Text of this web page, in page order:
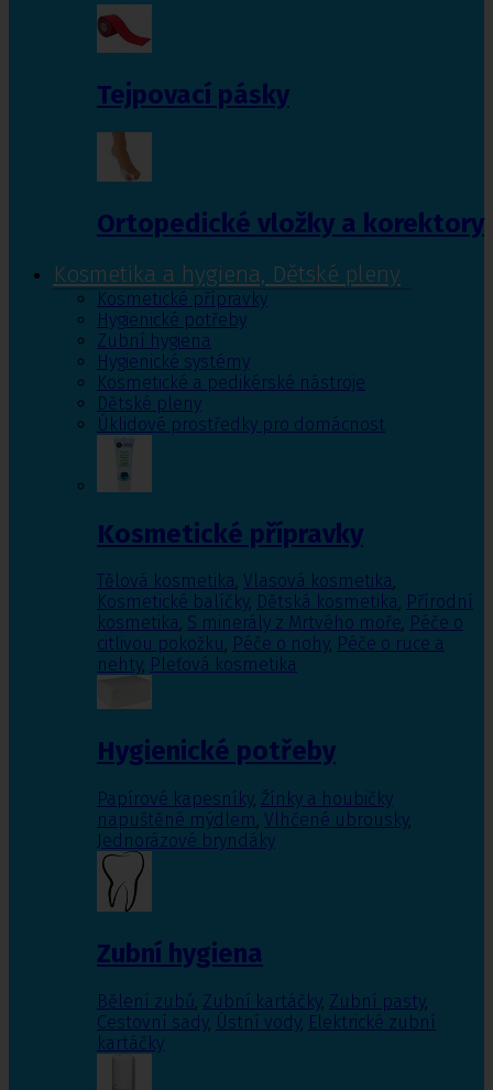
Tejpovací pásky
Ortopedické vložky a korektory
Kosmetika a hygiena, Dětské pleny
Kosmetické přípravky
Hygienické potřeby
Zubní hygiena
Hygienické systémy
Kosmetické a pedikérské nástroje
Dětské pleny
Úklidové prostředky pro domácnost
Kosmetické přípravky
Tělová kosmetika, Vlasová kosmetika,
Kosmetické balíčky, Dětská kosmetika, Přírodní
kosmetika, S minerály z Mrtvého moře, Péče o
citlivou pokožku, Péče o nohy, Péče o ruce a
nehty, Pleťová kosmetika
Hygienické potřeby
Papírové kapesníky, Žínky a houbičky
napuštěné mýdlem, Vlhčené ubrousky,
Jednorázové bryndáky
Zubní hygiena
Bělení zubů, Zubní kartáčky, Zubní pasty,
Cestovní sady, Ústní vody, Elektrické zubní
kartáčky